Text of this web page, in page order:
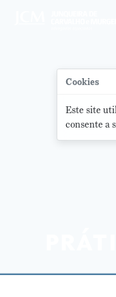
Cookies
Este site
consente a